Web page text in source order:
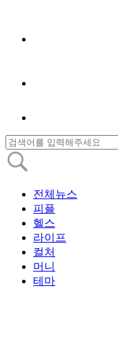
전체뉴스
피플
헬스
라이프
컬처
머니
테마